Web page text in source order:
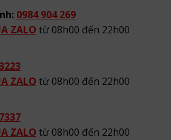
0984 904 269
ZALO từ 08h00 đến 22h00
ZALO từ 08h00 đến 22h00
ZALO từ 08h00 đến 22h00